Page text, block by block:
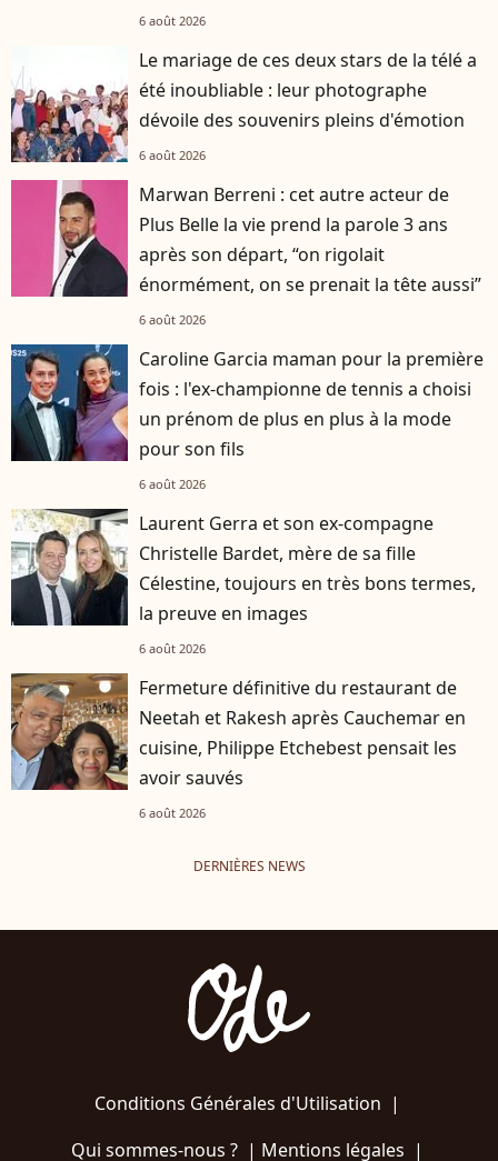
6 août 2026
Le mariage de ces deux stars de la télé a
été inoubliable : leur photographe
dévoile des souvenirs pleins d'émotion
6 août 2026
Marwan Berreni : cet autre acteur de
Plus Belle la vie prend la parole 3 ans
après son départ, “on rigolait
énormément, on se prenait la tête aussi”
6 août 2026
Caroline Garcia maman pour la première
fois : l'ex-championne de tennis a choisi
un prénom de plus en plus à la mode
pour son fils
6 août 2026
Laurent Gerra et son ex-compagne
Christelle Bardet, mère de sa fille
Célestine, toujours en très bons termes,
la preuve en images
6 août 2026
Fermeture définitive du restaurant de
Neetah et Rakesh après Cauchemar en
cuisine, Philippe Etchebest pensait les
avoir sauvés
6 août 2026
DERNIÈRES NEWS
Conditions Générales d'Utilisation |
Qui sommes-nous ?| Mentions légales |